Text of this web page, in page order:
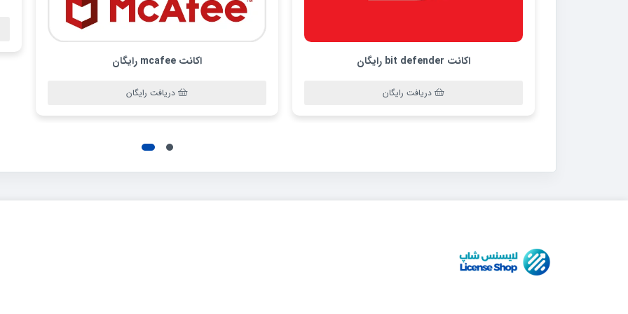
اکانت bit defender رایگان
دریافت رایگان
اکانت mcafee رایگان
دریافت رایگان